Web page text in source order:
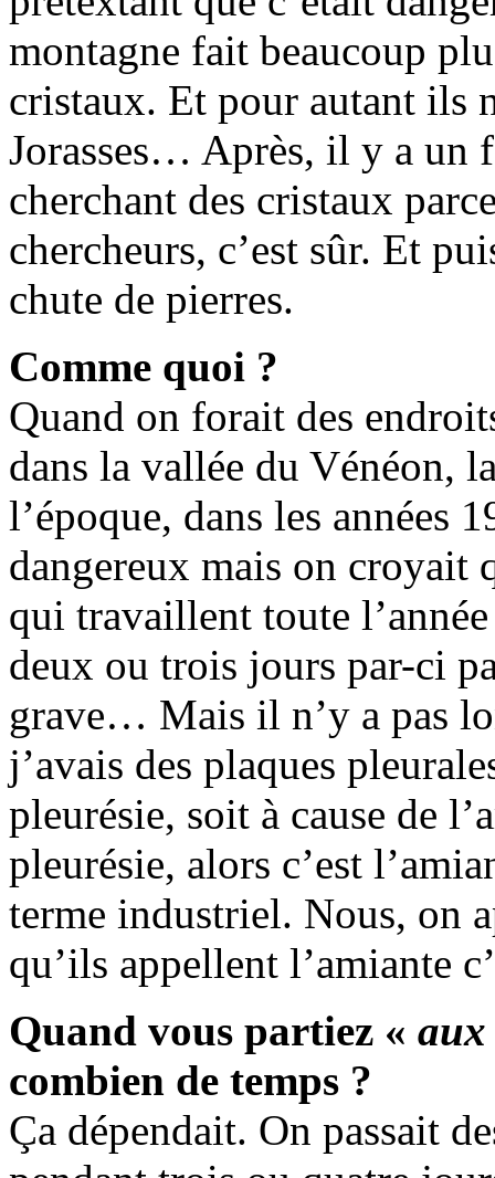
montagne fait beaucoup
cristaux. Et pour autant ils
Jorasses… Après, il y a un
cherchant des cristaux
chercheurs, c’est sûr. Et
chute de pierres.
Comme quoi ?
Quand on forait des
dans la vallée du Vénéon,
l’époque, dans les années
dangereux mais on croyait
qui travaillent toute
deux ou trois jours par-ci
grave… Mais il n’y a pas
j’avais des plaques
pleurésie, soit à cause de
pleurésie, alors c’est
terme industriel. Nous, on
qu’ils appellent l’amiante
Quand vous partiez «
combien de temps ?
Ça dépendait. On passait